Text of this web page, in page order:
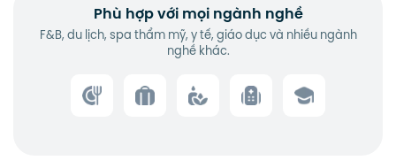
Phù hợp với mọi ngành nghề
F&B, du lịch, spa thẩm mỹ, y tế, giáo dục và nhiều ngành
nghề khác.